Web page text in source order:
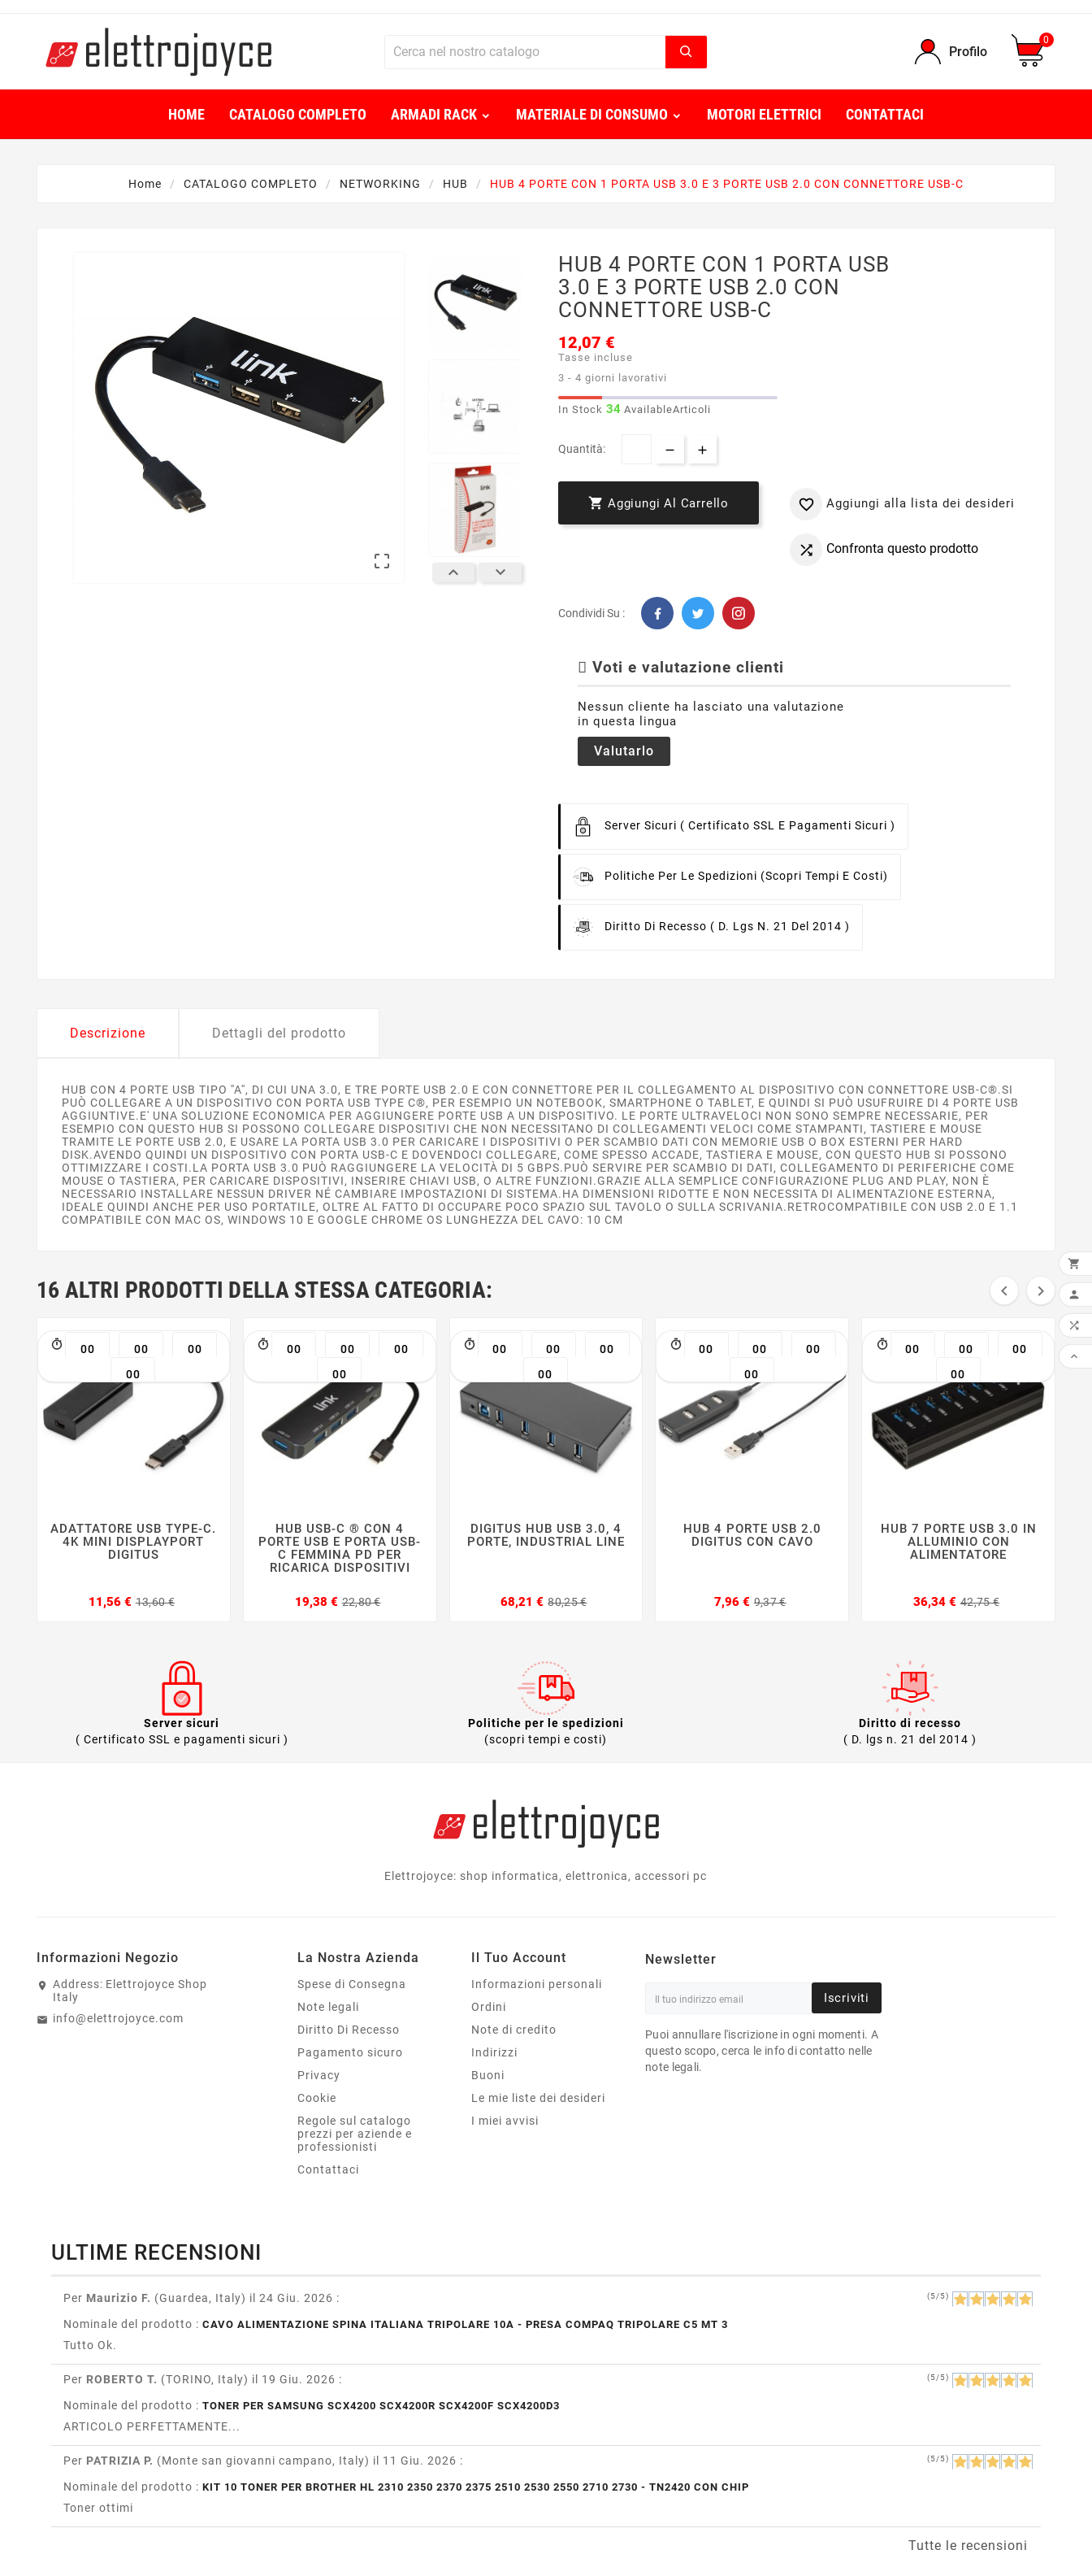
Profilo
0
HOME CATALOGO COMPLETO ARMADI RACK MATERIALE DI CONSUMO MOTORI ELETTRICI CONTATTACI
Home CATALOGO COMPLETO NETWORKING HUB HUB 4 PORTE CON 1 PORTA USB 3.0 E 3 PORTE USB 2.0 CON CONNETTORE USB-C

 
HUB 4 PORTE CON 1 PORTA USB
3.0 E 3 PORTE USB 2.0 CON
CONNETTORE USB-C
12,07 €
Tasse incluse
3 - 4 giorni lavorativi
In Stock 34 AvailableArticoli
Quantità:
 Aggiungi Al Carrello  Aggiungi alla lista dei desideri
 Confronta questo prodotto
Condividi Su :
Voti e valutazione clienti
Nessun cliente ha lasciato una valutazione
in questa lingua
Valutarlo
Server Sicuri ( Certificato SSL E Pagamenti Sicuri )
Politiche Per Le Spedizioni (scopri Tempi E Costi)
Diritto Di Recesso ( D. Lgs N. 21 Del 2014 )
Descrizione Dettagli del prodotto
HUB CON 4 PORTE USB TIPO ''A'', DI CUI UNA 3.0, E TRE PORTE USB 2.0 E CON CONNETTORE PER IL COLLEGAMENTO AL DISPOSITIVO CON CONNETTORE USB-C®.SI
PUÒ COLLEGARE A UN DISPOSITIVO CON PORTA USB TYPE C®, PER ESEMPIO UN NOTEBOOK, SMARTPHONE O TABLET, E QUINDI SI PUÒ USUFRUIRE DI 4 PORTE USB
AGGIUNTIVE.E' UNA SOLUZIONE ECONOMICA PER AGGIUNGERE PORTE USB A UN DISPOSITIVO. LE PORTE ULTRAVELOCI NON SONO SEMPRE NECESSARIE, PER
ESEMPIO CON QUESTO HUB SI POSSONO COLLEGARE DISPOSITIVI CHE NON NECESSITANO DI COLLEGAMENTI VELOCI COME STAMPANTI, TASTIERE E MOUSE
TRAMITE LE PORTE USB 2.0, E USARE LA PORTA USB 3.0 PER CARICARE I DISPOSITIVI O PER SCAMBIO DATI CON MEMORIE USB O BOX ESTERNI PER HARD
DISK.AVENDO QUINDI UN DISPOSITIVO CON PORTA USB-C E DOVENDOCI COLLEGARE, COME SPESSO ACCADE, TASTIERA E MOUSE, CON QUESTO HUB SI POSSONO
OTTIMIZZARE I COSTI.LA PORTA USB 3.0 PUÒ RAGGIUNGERE LA VELOCITÀ DI 5 GBPS.PUÒ SERVIRE PER SCAMBIO DI DATI, COLLEGAMENTO DI PERIFERICHE COME
MOUSE O TASTIERA, PER CARICARE DISPOSITIVI, INSERIRE CHIAVI USB, O ALTRE FUNZIONI.GRAZIE ALLA SEMPLICE CONFIGURAZIONE PLUG AND PLAY, NON È
NECESSARIO INSTALLARE NESSUN DRIVER NÉ CAMBIARE IMPOSTAZIONI DI SISTEMA.HA DIMENSIONI RIDOTTE E NON NECESSITA DI ALIMENTAZIONE ESTERNA,
IDEALE QUINDI ANCHE PER USO PORTATILE, OLTRE AL FATTO DI OCCUPARE POCO SPAZIO SUL TAVOLO O SULLA SCRIVANIA.RETROCOMPATIBILE CON USB 2.0 E 1.1
COMPATIBILE CON MAC OS, WINDOWS 10 E GOOGLE CHROME OS LUNGHEZZA DEL CAVO: 10 CM
16 ALTRI PRODOTTI DELLA STESSA CATEGORIA:  
00 00
00
00
   
ADATTATORE USB TYPE-C.
4K MINI DISPLAYPORT
DIGITUS
11,56 € 13,60 €
00 00
00
00
   
HUB USB-C ® CON 4
PORTE USB E PORTA USB-
C FEMMINA PD PER
RICARICA DISPOSITIVI
19,38 € 22,80 €
00 00
00
00
   
DIGITUS HUB USB 3.0, 4
PORTE, INDUSTRIAL LINE
68,21 € 80,25 €
00 00
00
00
   
HUB 4 PORTE USB 2.0
DIGITUS CON CAVO
7,96 € 9,37 €
00 00
00
00
   
HUB 7 PORTE USB 3.0 IN
ALLUMINIO CON
ALIMENTATORE
36,34 € 42,75 €
Server sicuri
( Certificato SSL e pagamenti sicuri )
Politiche per le spedizioni
(scopri tempi e costi)
Diritto di recesso
( D. lgs n. 21 del 2014 )
Elettrojoyce: shop informatica, elettronica, accessori pc
Informazioni Negozio
Address: Elettrojoyce Shop
Italy
info@elettrojoyce.com
La Nostra Azienda
Spese di Consegna
Note legali
Diritto Di Recesso
Pagamento sicuro
Privacy
Cookie
Regole sul catalogo
prezzi per aziende e
professionisti
Contattaci
Il Tuo Account
Informazioni personali
Ordini
Note di credito
Indirizzi
Buoni
Le mie liste dei desideri
I miei avvisi
Newsletter
Iscriviti
Puoi annullare l'iscrizione in ogni momenti. A
questo scopo, cerca le info di contatto nelle
note legali.
ULTIME RECENSIONI
Per Maurizio F. (Guardea, Italy) il 24 Giu. 2026 : (5/5)
Nominale del prodotto : CAVO ALIMENTAZIONE SPINA ITALIANA TRIPOLARE 10A - PRESA COMPAQ TRIPOLARE C5 MT 3
Tutto Ok.
Per ROBERTO T. (TORINO, Italy) il 19 Giu. 2026 : (5/5)
Nominale del prodotto : TONER PER SAMSUNG SCX4200 SCX4200R SCX4200F SCX4200D3
ARTICOLO PERFETTAMENTE...
Per PATRIZIA P. (Monte san giovanni campano, Italy) il 11 Giu. 2026 : (5/5)
Nominale del prodotto : KIT 10 TONER PER BROTHER HL 2310 2350 2370 2375 2510 2530 2550 2710 2730 - TN2420 CON CHIP
Toner ottimi
Tutte le recensioni



